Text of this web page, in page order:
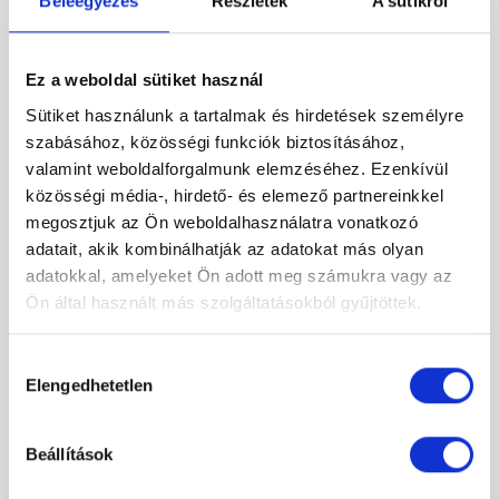
Ez a weboldal sütiket használ
Sütiket használunk a tartalmak és hirdetések személyre
szabásához, közösségi funkciók biztosításához,
valamint weboldalforgalmunk elemzéséhez. Ezenkívül
közösségi média-, hirdető- és elemező partnereinkkel
megosztjuk az Ön weboldalhasználatra vonatkozó
adatait, akik kombinálhatják az adatokat más olyan
adatokkal, amelyeket Ön adott meg számukra vagy az
Ön által használt más szolgáltatásokból gyűjtöttek.
kiválasztása
Elengedhetetlen
Beállítások